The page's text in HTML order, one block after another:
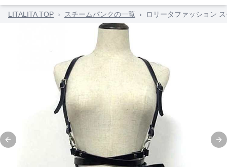
LITALITA TOP › スチームパンクの一覧 › ロリータファッション
Previous slide